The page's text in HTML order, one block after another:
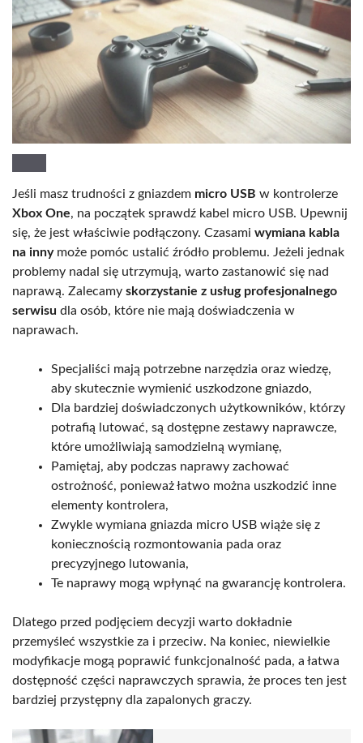
Jeśli masz trudności z gniazdem micro USB w kontrolerze
Xbox One, na początek sprawdź kabel micro USB. Upewnij
się, że jest właściwie podłączony. Czasami wymiana kabla
na innymoże pomóc ustalić źródło problemu. Jeżeli jednak
problemy nadal się utrzymują, warto zastanowić się nad
naprawą. Zalecamy skorzystanie z usług profesjonalnego
serwisu dla osób, które nie mają doświadczenia w
naprawach.
Specjaliści mają potrzebne narzędzia oraz wiedzę,
aby skutecznie wymienić uszkodzone gniazdo,
Dla bardziej doświadczonych użytkowników, którzy
potrafią lutować, są dostępne zestawy naprawcze,
które umożliwiają samodzielną wymianę,
Pamiętaj, aby podczas naprawy zachować
ostrożność, ponieważ łatwo można uszkodzić inne
elementy kontrolera,
Zwykle wymiana gniazda micro USB wiąże się z
koniecznością rozmontowania pada oraz
precyzyjnego lutowania,
Te naprawy mogą wpłynąć na gwarancję kontrolera.
Dlatego przed podjęciem decyzji warto dokładnie
przemyśleć wszystkie za i przeciw. Na koniec, niewielkie
modyfikacje mogą poprawić funkcjonalność pada, a łatwa
dostępność części naprawczych sprawia, że proces ten jest
bardziej przystępny dla zapalonych graczy.